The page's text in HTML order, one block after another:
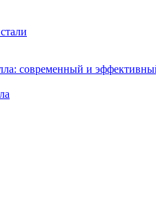
современный и